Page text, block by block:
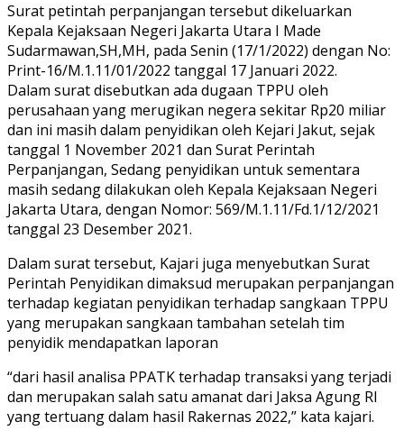
Surat petintah perpanjangan tersebut dikeluarkan
Kepala Kejaksaan Negeri Jakarta Utara I Made
Sudarmawan,SH,MH, pada Senin (17/1/2022) dengan No:
Print-16/M.1.11/01/2022 tanggal 17 Januari 2022.
Dalam surat disebutkan ada dugaan TPPU oleh
perusahaan yang merugikan negera sekitar Rp20 miliar
dan ini masih dalam penyidikan oleh Kejari Jakut, sejak
tanggal 1 November 2021 dan Surat Perintah
Perpanjangan, Sedang penyidikan untuk sementara
masih sedang dilakukan oleh Kepala Kejaksaan Negeri
Jakarta Utara, dengan Nomor: 569/M.1.11/Fd.1/12/2021
tanggal 23 Desember 2021.
Dalam surat tersebut, Kajari juga menyebutkan Surat
Perintah Penyidikan dimaksud merupakan perpanjangan
terhadap kegiatan penyidikan terhadap sangkaan TPPU
yang merupakan sangkaan tambahan setelah tim
penyidik mendapatkan laporan
“dari hasil analisa PPATK terhadap transaksi yang terjadi
dan merupakan salah satu amanat dari Jaksa Agung RI
yang tertuang dalam hasil Rakernas 2022,” kata kajari.